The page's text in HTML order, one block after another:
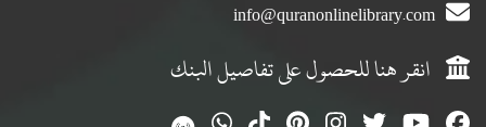
info@quranonlinelibrary.com
انقر هنا للحصول على تفاصيل البنك